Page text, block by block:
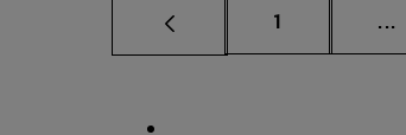
Página
1 ...